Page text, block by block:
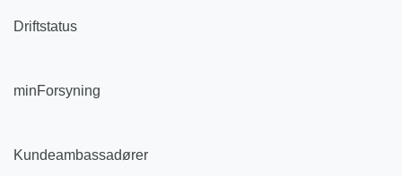
Driftstatus
minForsyning
Kundeambassadører